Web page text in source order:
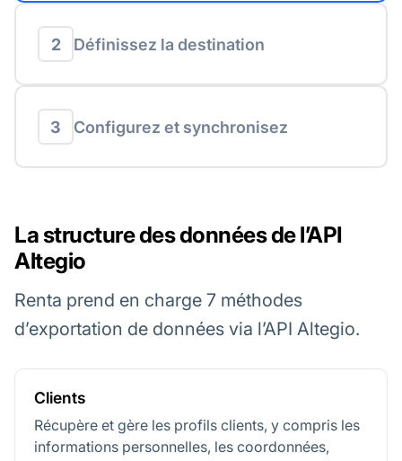
2 Définissez la destination
3 Configurez et synchronisez
La structure des données de l’API
Altegio
Renta prend en charge 7 méthodes
d’exportation de données via l’API Altegio.
Clients
Récupère et gère les profils clients, y compris les
informations personnelles, les coordonnées,